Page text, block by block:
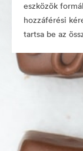
eszközök
hozzáférési
tartsa be az